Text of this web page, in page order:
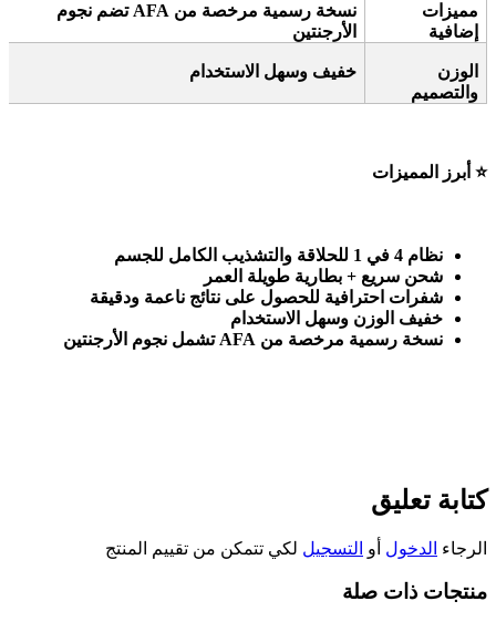
مميزات
إضافية
نسخة رسمية مرخصة من
تضم نجوم
الأرجنتين
الوزن
والتصميم
خفيف وسهل الاستخدام
⭐ أبرز المميزات
نظام 4 في 1 للحلاقة والتشذيب الكامل للجسم
شحن سريع + بطارية طويلة العمر
شفرات احترافية للحصول على نتائج ناعمة ودقيقة
خفيف الوزن وسهل الاستخدام
نسخة رسمية مرخصة من
تشمل نجوم الأرجنتين
كتابة تعليق
الرجاء الدخول أو التسجيل لكي تتمكن من تقييم المنتج
منتجات ذات صلة